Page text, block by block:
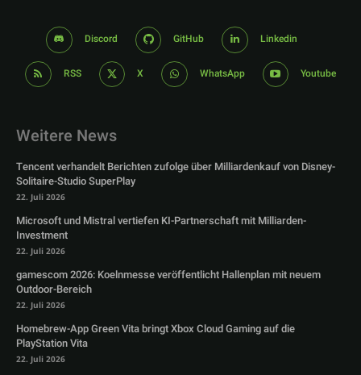
Discord GitHub Linkedin
RSS X WhatsApp Youtube
Weitere News
Tencent verhandelt Berichten zufolge über Milliardenkauf von Disney-
Solitaire-Studio SuperPlay
22. Juli 2026
Microsoft und Mistral vertiefen KI-Partnerschaft mit Milliarden-
Investment
22. Juli 2026
gamescom 2026: Koelnmesse veröffentlicht Hallenplan mit neuem
Outdoor-Bereich
22. Juli 2026
Homebrew-App Green Vita bringt Xbox Cloud Gaming auf die
PlayStation Vita
22. Juli 2026